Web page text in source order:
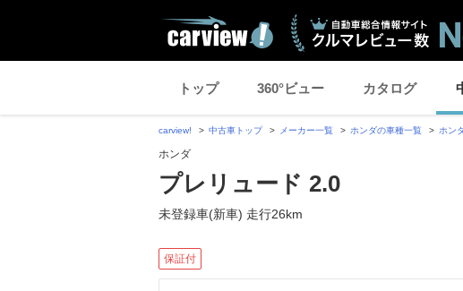
トップ 360°ビュー カタログ
carview! 中古車トップ メーカー一覧 ホンダの車種一覧 ホン
ホンダ
プレリュード 2.0
未登録車(新車) 走行26km
保証付